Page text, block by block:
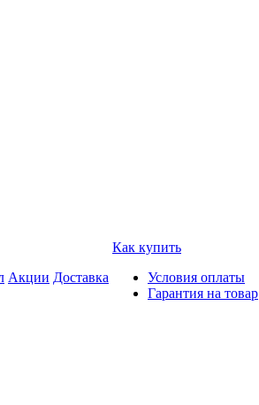
Акции Доставка
Как купить
Условия оплаты
Гарантия на товар